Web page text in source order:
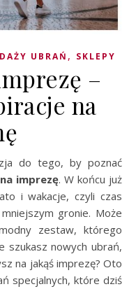
UBRAŃ , SKLEPY
–
na
imprezę. W końcu już
i wakacje, czyli czas
gronie. Może
zestaw, którego
szukasz nowych ubrań,
na jakąś imprezę? Oto
specjalnych, które dziś